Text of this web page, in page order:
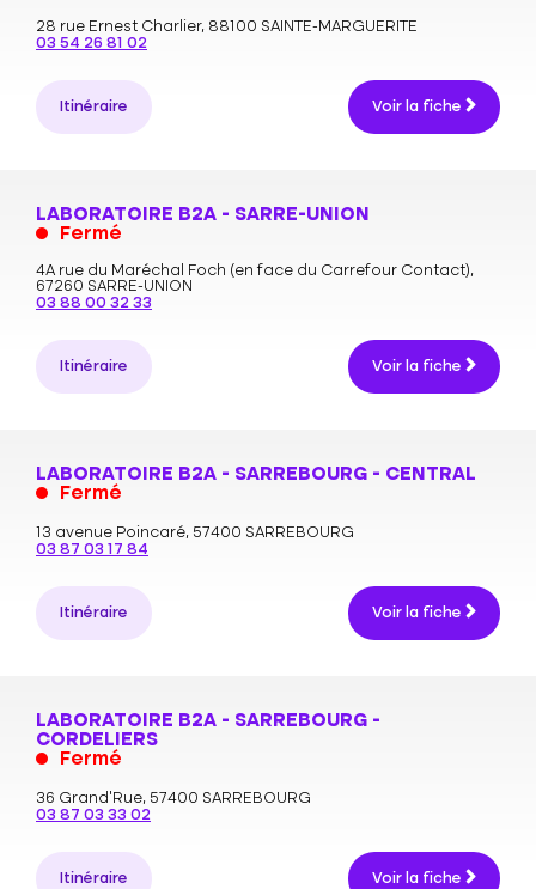
28 rue Ernest Charlier, 88100 SAINTE-MARGUERITE
03 54 26 81 02
Itinéraire Voir la fiche
LABORATOIRE B2A - SARRE-UNION
Fermé
4A rue du Maréchal Foch (en face du Carrefour Contact),
67260 SARRE-UNION
03 88 00 32 33
Itinéraire Voir la fiche
LABORATOIRE B2A - SARREBOURG - CENTRAL
Fermé
13 avenue Poincaré, 57400 SARREBOURG
03 87 03 17 84
Itinéraire Voir la fiche
LABORATOIRE B2A - SARREBOURG -
CORDELIERS
Fermé
36 Grand’Rue, 57400 SARREBOURG
03 87 03 33 02
Itinéraire Voir la fiche